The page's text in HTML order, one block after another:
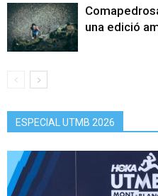
una edició
ESPECIAL UTMB 2026